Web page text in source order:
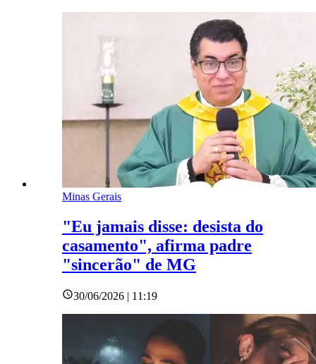
Minas Gerais
"Eu jamais disse: desista do
casamento", afirma padre
"sincerão" de MG
30/06/2026 | 11:19